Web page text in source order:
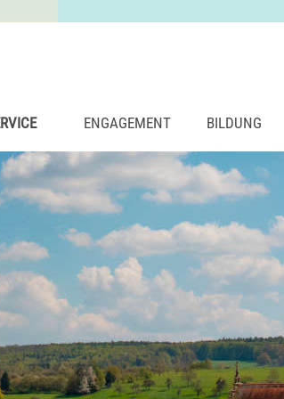
ENGAGEMENT BILDUNG